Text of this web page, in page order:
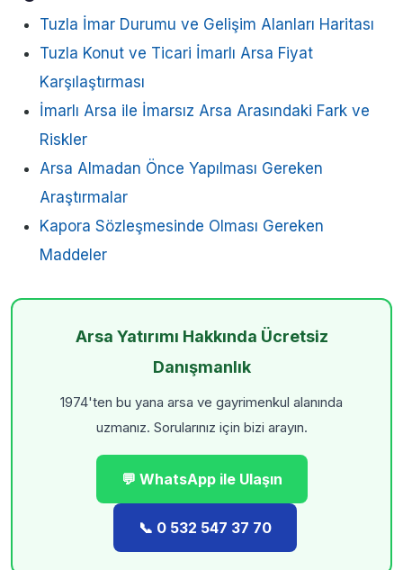
Tuzla İmar Durumu ve Gelişim Alanları Haritası
Tuzla Konut ve Ticari İmarlı Arsa Fiyat
Karşılaştırması
İmarlı Arsa ile İmarsız Arsa Arasındaki Fark ve
Riskler
Arsa Almadan Önce Yapılması Gereken
Araştırmalar
Kapora Sözleşmesinde Olması Gereken
Maddeler
Arsa Yatırımı Hakkında Ücretsiz
Danışmanlık
1974'ten bu yana arsa ve gayrimenkul alanında
uzmanız. Sorularınız için bizi arayın.
💬 WhatsApp ile Ulaşın
📞 0 532 547 37 70